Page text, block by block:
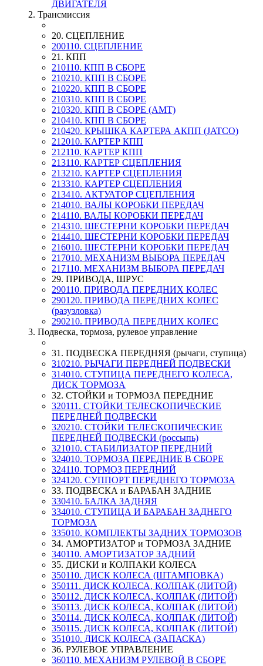
ДВИГАТЕЛЯ
2. Трансмиссия
20. СЦЕПЛЕНИЕ
200110. СЦЕПЛЕНИЕ
21. КПП
210110. КПП В СБОРЕ
210210. КПП В СБОРЕ
210220. КПП В СБОРЕ
210310. КПП В СБОРЕ
210320. КПП В СБОРЕ (AMT)
210410. КПП В СБОРЕ
210420. КРЫШКА КАРТЕРА АКПП (JATCO)
212010. КАРТЕР КПП
212110. КАРТЕР КПП
213110. КАРТЕР СЦЕПЛЕНИЯ
213210. КАРТЕР СЦЕПЛЕНИЯ
213310. КАРТЕР СЦЕПЛЕНИЯ
213410. АКТУАТОР СЦЕПЛЕНИЯ
214010. ВАЛЫ КОРОБКИ ПЕРЕДАЧ
214110. ВАЛЫ КОРОБКИ ПЕРЕДАЧ
214310. ШЕСТЕРНИ КОРОБКИ ПЕРЕДАЧ
214410. ШЕСТЕРНИ КОРОБКИ ПЕРЕДАЧ
216010. ШЕСТЕРНИ КОРОБКИ ПЕРЕДАЧ
217010. МЕХАНИЗМ ВЫБОРА ПЕРЕДАЧ
217110. МЕХАНИЗМ ВЫБОРА ПЕРЕДАЧ
29. ПРИВОДА, ШРУС
290110. ПРИВОДА ПЕРЕДНИХ КОЛЕС
290120. ПРИВОДА ПЕРЕДНИХ КОЛЕС
(разузловка)
290210. ПРИВОДА ПЕРЕДНИХ КОЛЕС
3. Подвеска, тормоза, рулевое управление
31. ПОДВЕСКА ПЕРЕДНЯЯ (рычаги, ступица)
310210. РЫЧАГИ ПЕРЕДНЕЙ ПОДВЕСКИ
314010. СТУПИЦА ПЕРЕДНЕГО КОЛЕСА,
ДИСК ТОРМОЗА
32. СТОЙКИ и ТОРМОЗА ПЕРЕДНИЕ
320111. СТОЙКИ ТЕЛЕСКОПИЧЕСКИЕ
ПЕРЕДНЕЙ ПОДВЕСКИ
320210. СТОЙКИ ТЕЛЕСКОПИЧЕСКИЕ
ПЕРЕДНЕЙ ПОДВЕСКИ (россыпь)
321010. СТАБИЛИЗАТОР ПЕРЕДНИЙ
324010. ТОРМОЗА ПЕРЕДНИЕ В СБОРЕ
324110. ТОРМОЗ ПЕРЕДНИЙ
324120. СУППОРТ ПЕРЕДНЕГО ТОРМОЗА
33. ПОДВЕСКА и БАРАБАН ЗАДНИЕ
330410. БАЛКА ЗАДНЯЯ
334010. СТУПИЦА И БАРАБАН ЗАДНЕГО
ТОРМОЗА
335010. КОМПЛЕКТЫ ЗАДНИХ ТОРМОЗОВ
34. АМОРТИЗАТОР и ТОРМОЗА ЗАДНИЕ
340110. АМОРТИЗАТОР ЗАДНИЙ
35. ДИСКИ и КОЛПАКИ КОЛЕСА
350110. ДИСК КОЛЕСА (ШТАМПОВКА)
350111. ДИСК КОЛЕСА, КОЛПАК (ЛИТОЙ)
350112. ДИСК КОЛЕСА, КОЛПАК (ЛИТОЙ)
350113. ДИСК КОЛЕСА, КОЛПАК (ЛИТОЙ)
350114. ДИСК КОЛЕСА, КОЛПАК (ЛИТОЙ)
350115. ДИСК КОЛЕСА, КОЛПАК (ЛИТОЙ)
351010. ДИСК КОЛЕСА (ЗАПАСКА)
36. РУЛЕВОЕ УПРАВЛЕНИЕ
360110. МЕХАНИЗМ РУЛЕВОЙ В СБОРЕ